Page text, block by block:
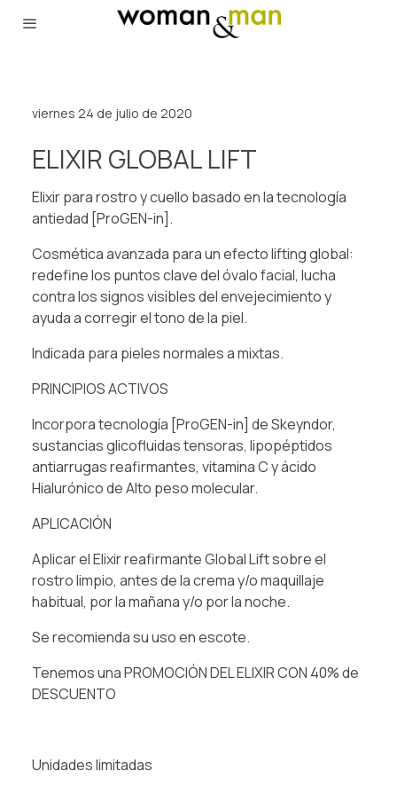
viernes 24 de julio de 2020
ELIXIR GLOBAL LIFT
Elixir para rostro y cuello basado en la tecnología
antiedad [ProGEN-in]. ⁠
Cosmética avanzada para un efecto lifting global:
redefine los puntos clave del óvalo facial, lucha
contra los signos visibles del envejecimiento y
ayuda a corregir el tono de la piel.⁠
Indicada para pieles normales a mixtas. ⁠
PRINCIPIOS ACTIVOS⁠
Incorpora tecnología [ProGEN-in] de Skeyndor,
sustancias glicofluidas tensoras, lipopéptidos
antiarrugas reafirmantes, vitamina C y ácido
Hialurónico de Alto peso molecular.⁠
APLICACIÓN⁠
Aplicar el Elixir reafirmante Global Lift sobre el
rostro limpio, antes de la crema y/o maquillaje
habitual, por la mañana y/o por la noche. ⁠
Se recomienda su uso en escote.
Tenemos una PROMOCIÓN DEL ELIXIR CON 40% de
DESCUENTO⁠
Unidades limitadas⁠